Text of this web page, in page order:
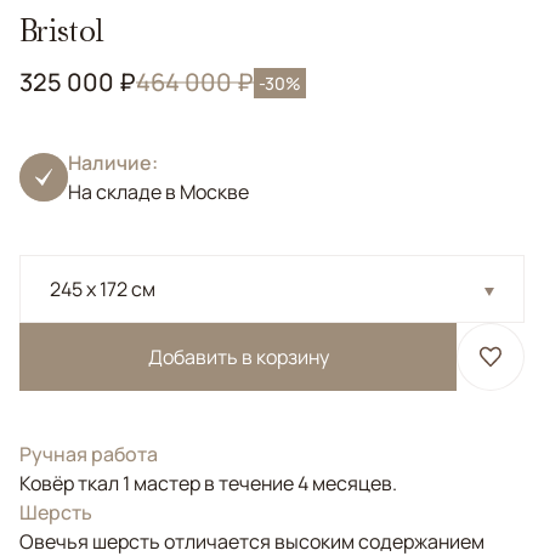
Bristol
325 000 ₽464 000 ₽ -30%
Наличие:
На складе в Москве
245 x 172 см
Добавить в корзину
Ручная работа
Ковёр ткал 1 мастер в течение 4 месяцев.
Шерсть
Овечья шерсть отличается высоким содержанием